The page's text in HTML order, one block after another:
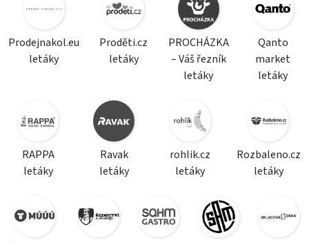
Prodejnakol.eu
letáky
Proděti.cz
letáky
PROCHÁZKA
– Váš řezník
letáky
Qanto
market
letáky
RAPPA
letáky
Ravak
letáky
rohlik.cz
letáky
Rozbaleno.cz
letáky